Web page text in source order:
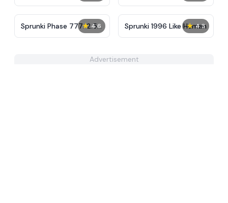
★ 4.6
Sprunki Phase 777: 2.5
But Everyone is Alive
★ 4.3
Sprunki 1996 Like Human
Advertisement